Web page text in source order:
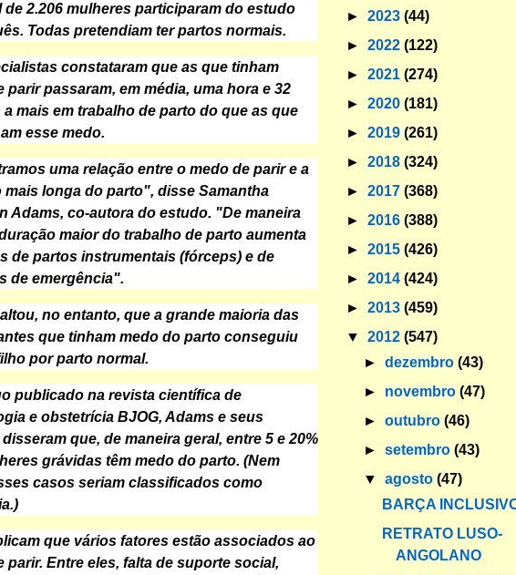
de 2.206 mulheres participaram do estudo
Todas pretendiam ter partos normais.
constataram que as que tinham
parir passaram, em média, uma hora e 32
mais em trabalho de parto do que as que
esse medo.
uma relação entre o medo de parir e a
mais longa do parto", disse Samantha
Adams, co-autora do estudo. "De maneira
maior do trabalho de parto aumenta
de partos instrumentais (fórceps) e de
de emergência".
no entanto, que a grande maioria das
que tinham medo do parto conseguiu
por parto normal.
publicado na revista científica de
e obstetrícia BJOG, Adams e seus
que, de maneira geral, entre 5 e 20%
grávidas têm medo do parto. (Nem
casos seriam classificados como
que vários fatores estão associados ao
parir. Entre eles, falta de suporte social,
► 2023 (44)
► 2022 (122)
► 2021 (274)
► 2020 (181)
► 2019 (261)
► 2018 (324)
► 2017 (368)
► 2016 (388)
► 2015 (426)
► 2014 (424)
► 2013 (459)
▼ 2012 (547)
►dezembro(43)
► novembro(47)
►outubro(46)
►setembro(43)
▼agosto(47)
BARÇA
RETRATO LUSO-
ANGOLANO